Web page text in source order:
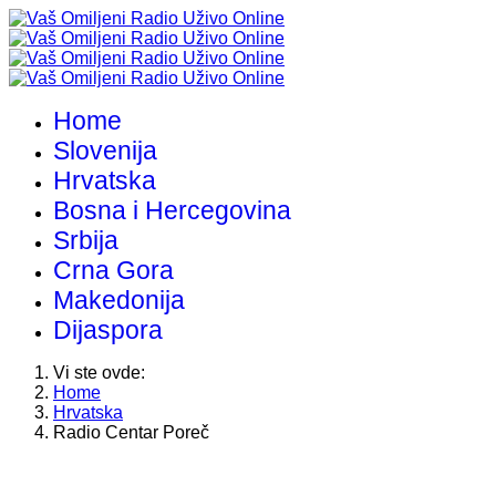
Home
Slovenija
Hrvatska
Bosna i Hercegovina
Srbija
Crna Gora
Makedonija
Dijaspora
Vi ste ovde:
Home
Hrvatska
Radio Centar Poreč